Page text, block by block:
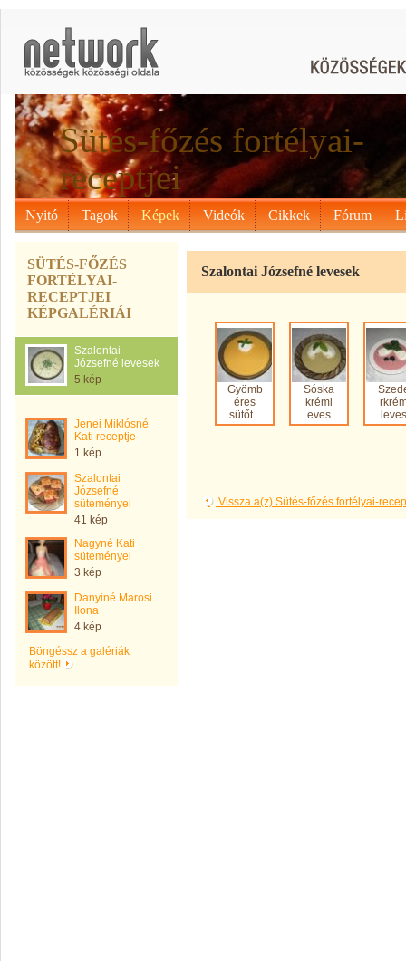
Sütés-főzés fortélyai-
receptjei
Nyitó Tagok Képek Videók Cikkek Fórum
SÜTÉS-FŐZÉS
FORTÉLYAI-
RECEPTJEI
KÉPGALÉRIÁI
Szalontai
Józsefné levesek
5 kép
Jenei Miklósné
Kati receptje
1 kép
Szalontai
Józsefné
süteményei
41 kép
Nagyné Kati
süteményei
3 kép
Danyiné Marosi
Ilona
4 kép
Böngéssz a galériák
között!
Szalontai Józsefné levesek
Gyömb
éres
sütőt...
Sóska
kréml
eves
leves
Vissza a(z) Sütés-főzés fortélyai-